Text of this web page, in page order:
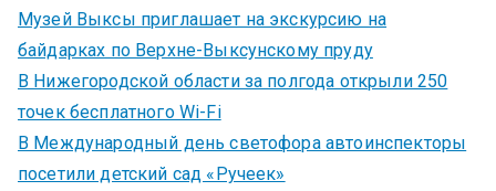
Музей Выксы приглашает на экскурсию на
байдарках по Верхне-Выксунскому пруду
В Нижегородской области за полгода открыли 250
точек бесплатного Wi-Fi
В Международный день светофора автоинспекторы
посетили детский сад «Ручеек»